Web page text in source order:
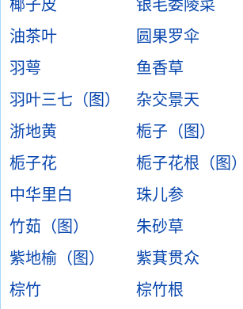
椰子皮
银毛委陵菜
油茶叶
圆果罗伞
羽萼
鱼香草
羽叶三七（图）
杂交景天
浙地黄
栀子（图）
栀子花
栀子花根（图）
中华里白
珠儿参
竹茹（图）
朱砂草
紫地榆（图）
紫萁贯众
棕竹
棕竹根